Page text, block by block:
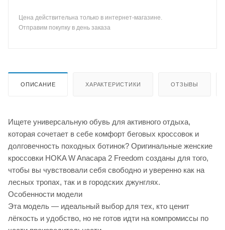
Цена действительна только в интернет-магазине.
Отправим покупку в день заказа
ОПИСАНИЕ ХАРАКТЕРИСТИКИ ОТЗЫВЫ
Ищете универсальную обувь для активного отдыха,
которая сочетает в себе комфорт беговых кроссовок и
долговечность походных ботинок? Оригинальные женские
кроссовки HOKA W Anacapa 2 Freedom созданы для того,
чтобы вы чувствовали себя свободно и уверенно как на
лесных тропах, так и в городских джунглях.
Особенности модели
Эта модель — идеальный выбор для тех, кто ценит
лёгкость и удобство, но не готов идти на компромиссы по